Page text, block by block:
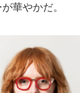
華やかだ。